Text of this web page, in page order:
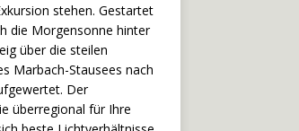
stehen. Gestartet
die Morgensonne hinter
über die steilen
Marbach-Stausees nach
Der
überregional für Ihre